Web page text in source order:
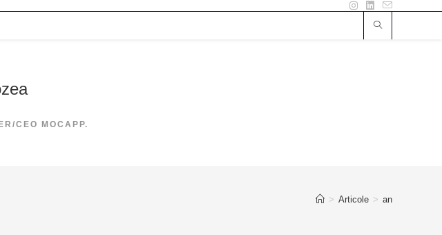
CEO MOCAPP.
> Articole > an